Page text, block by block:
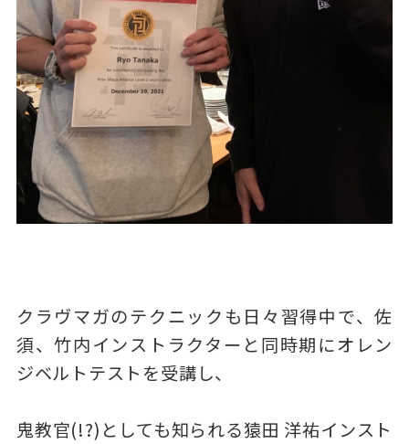
クラヴマガのテクニックも日々習得中で、佐
須、竹内インストラクターと同時期にオレン
ジベルトテストを受講し、
鬼教官(!?)としても知られる猿田 洋祐インスト